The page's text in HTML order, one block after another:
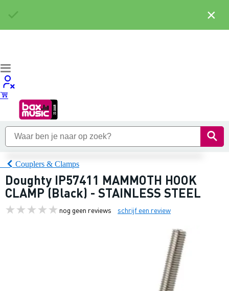
Couplers & Clamps
Doughty IP57411 MAMMOTH HOOK
CLAMP (Black) - STAINLESS STEEL
nog geen reviews schrijf een review
×